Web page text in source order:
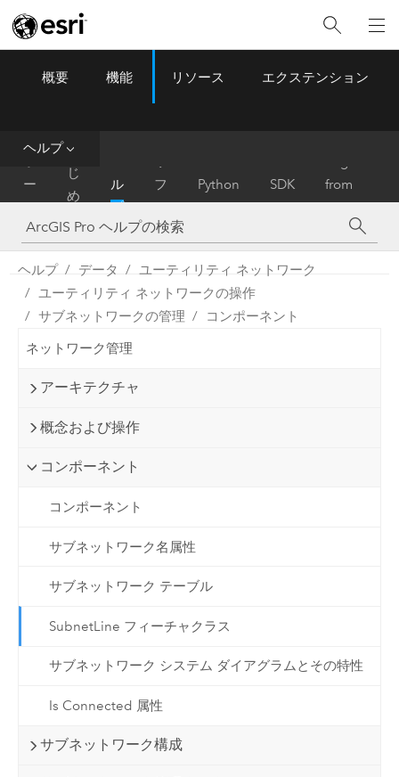
ArcGIS Pro Menu
概要 機能 リソース エクステンション
ヘルプ
ー
ム
は
じ
め
に
ル
プ
フ
ァ
レ
ン
Python SDK
from
ArcMap
ヘルプ データ
ユーティリティ ネットワーク
ユーティリティ ネットワークの操作
サブネットワークの管理
コンポーネント
ネットワーク管理
アーキテクチャ
概念および操作
コンポーネント
コンポーネント
サブネットワーク名属性
サブネットワーク テーブル
SubnetLine フィーチャクラス
サブネットワーク システム ダイアグラムとその特性
Is Connected 属性
サブネットワーク構成